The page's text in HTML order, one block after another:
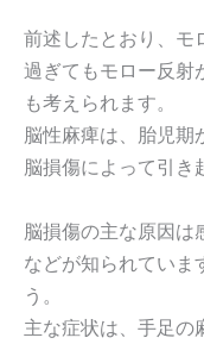
前述したとおり、モ
過ぎてもモロー反射
も考えられます。
脳性麻痺は、胎児期
脳損傷によって引き
脳損傷の主な原因は
などが知られていま
う。
主な症状は、手足の